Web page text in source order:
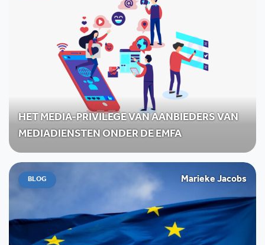
HET MEDIA-PRIVILEGE VAN AANBIEDERS VAN
MEDIADIENSTEN ONDER DE EMFA
BLOG Marieke Jacobs